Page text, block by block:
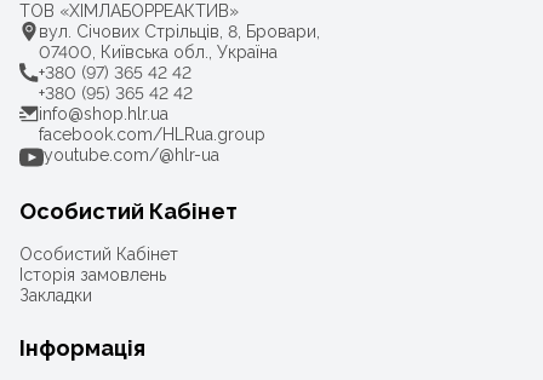
ТОВ «ХІМЛАБОРРЕАКТИВ»
вул. Січових Стрільців, 8, Бровари,
07400, Київська обл., Україна
+380 (97) 365 42 42
+380 (95) 365 42 42
info@shop.hlr.ua
facebook.com/HLRua.group
youtube.com/@hlr-ua
Особистий Кабінет
Особистий Кабінет
Історія замовлень
Закладки
Інформація